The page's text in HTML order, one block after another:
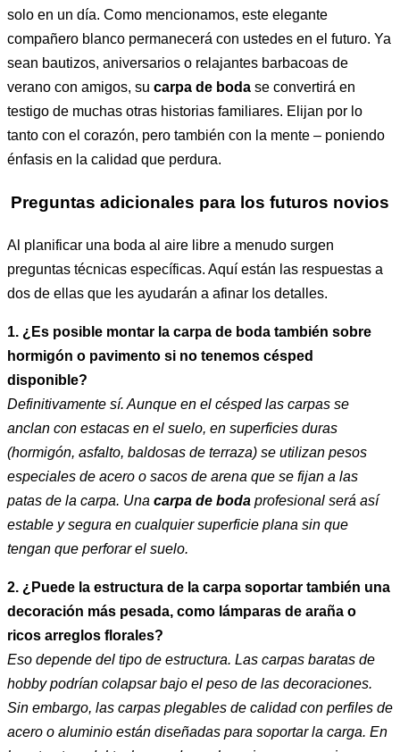
solo en un día. Como mencionamos, este elegante
compañero blanco permanecerá con ustedes en el futuro. Ya
sean bautizos, aniversarios o relajantes barbacoas de
verano con amigos, su carpa de boda se convertirá en
testigo de muchas otras historias familiares. Elijan por lo
tanto con el corazón, pero también con la mente – poniendo
énfasis en la calidad que perdura.
Preguntas adicionales para los futuros novios
Al planificar una boda al aire libre a menudo surgen
preguntas técnicas específicas. Aquí están las respuestas a
dos de ellas que les ayudarán a afinar los detalles.
1. ¿Es posible montar la carpa de boda también sobre
hormigón o pavimento si no tenemos césped
disponible?
Definitivamente sí. Aunque en el césped las carpas se
anclan con estacas en el suelo, en superficies duras
(hormigón, asfalto, baldosas de terraza) se utilizan pesos
especiales de acero o sacos de arena que se fijan a las
patas de la carpa. Una carpa de boda profesional será así
estable y segura en cualquier superficie plana sin que
tengan que perforar el suelo.
2. ¿Puede la estructura de la carpa soportar también una
decoración más pesada, como lámparas de araña o
ricos arreglos florales?
Eso depende del tipo de estructura. Las carpas baratas de
hobby podrían colapsar bajo el peso de las decoraciones.
Sin embargo, las carpas plegables de calidad con perfiles de
acero o aluminio están diseñadas para soportar la carga. En